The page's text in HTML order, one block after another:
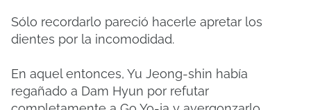
Sólo recordarlo pareció hacerle apretar los
dientes por la incomodidad.
En aquel entonces, Yu Jeong-shin había
regañado a Dam Hyun por refutar